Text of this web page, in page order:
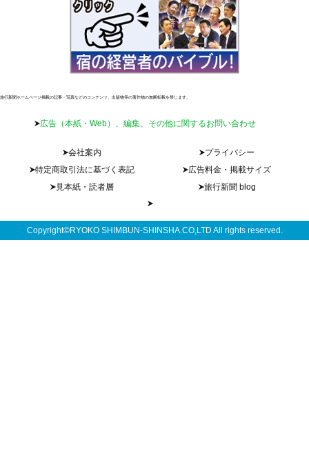
旅行新聞ホームページ掲載の記事・写真などのコンテンツ、出版物等の著作物の無断転載を禁じます。
広告（本紙・Web）、編集、その他に関するお問い合わせ
会社案内
プライバシー
特定商取引法に基づく表記
広告料金・掲載サイズ
見本紙・読者層
旅行新聞 blog
Copyright©RYOKO SHIMBUN-SHINSHA.CO,LTD All rights reserved.